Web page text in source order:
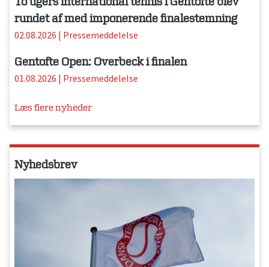
rundet af med imponerende finalestemning
02.08.2026 | Pressemeddelelse
Gentofte Open: Overbeck i finalen
01.08.2026 | Pressemeddelelse
Læs flere nyheder
Nyhedsbrev